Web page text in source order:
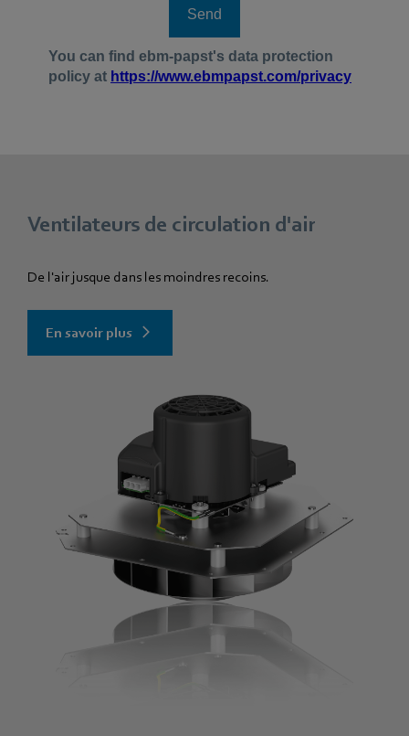
Ventilateurs de circulation d'air
De l'air jusque dans les moindres recoins.
En savoir plus